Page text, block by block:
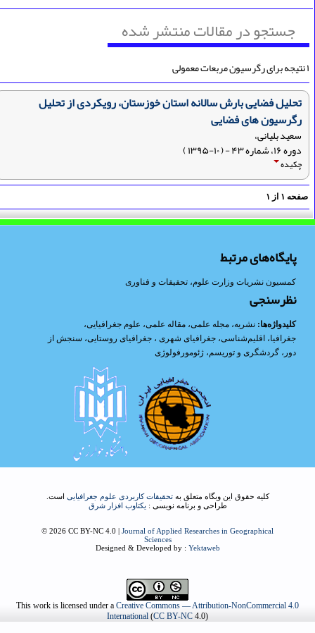
جستجو در مقالات منتشر شده
تحلیل فضایی بارش سالانه استان خوزستان، رویکردی از تحلیل
رگرسیون های فضایی
سعید بلیانی،
دوره ۱۶، شماره ۴۳ - ( ۱۰-۱۳۹۵ )
چکیده
۱از ۱
پایگاه‌های مرتبط
کمسیون نشریات وزارت علوم، تحقیقات و فناوری
نظرسنجی
کلیدواژه‌ها:نشریه،مجله علمی، مقاله علمی، علوم جغرافیایی،
جغرافیا،اقلیم‌شناسی، جغرافیای شهری،جغرافیای روستایی، سنجش از
دور،گردشگری و توریسم،ژئومورفولوژی
کلیه حقوق این وبگاه متعلق به تحقیقات کاربردی علوم جغرافیاییاست.
طراحی و برنامه نویسی : یکتاوب افزار شرق
© 2026 CC BY-NC 4.0 |Journal of Applied Researches in Geographical
Sciences
Designed & Developed by :Yektaweb
This work is licensed under aCreative Commons — Attribution-NonCommercial 4.0
International(CC BY-NC4.0)